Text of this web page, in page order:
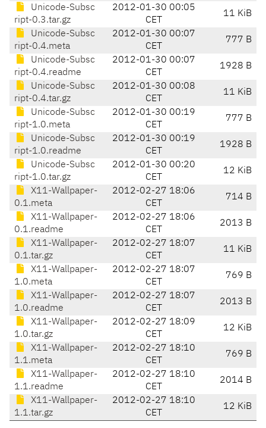
Unicode-Subsc
ript-0.3.tar.gz
2012-01-30 00:05
CET
11 KiB
Unicode-Subsc
ript-0.4.meta
2012-01-30 00:07
CET
777 B
Unicode-Subsc
ript-0.4.readme
2012-01-30 00:07
CET
1928 B
Unicode-Subsc
ript-0.4.tar.gz
2012-01-30 00:08
CET
11 KiB
Unicode-Subsc
ript-1.0.meta
2012-01-30 00:19
CET
777 B
Unicode-Subsc
ript-1.0.readme
2012-01-30 00:19
CET
1928 B
Unicode-Subsc
ript-1.0.tar.gz
2012-01-30 00:20
CET
12 KiB
X11-Wallpaper-
0.1.meta
2012-02-27 18:06
CET
714 B
X11-Wallpaper-
0.1.readme
2012-02-27 18:06
CET
2013 B
X11-Wallpaper-
0.1.tar.gz
2012-02-27 18:07
CET
11 KiB
X11-Wallpaper-
1.0.meta
2012-02-27 18:07
CET
769 B
X11-Wallpaper-
1.0.readme
2012-02-27 18:07
CET
2013 B
X11-Wallpaper-
1.0.tar.gz
2012-02-27 18:09
CET
12 KiB
X11-Wallpaper-
1.1.meta
2012-02-27 18:10
CET
769 B
X11-Wallpaper-
1.1.readme
2012-02-27 18:10
CET
2014 B
X11-Wallpaper-
1.1.tar.gz
2012-02-27 18:10
CET
12 KiB